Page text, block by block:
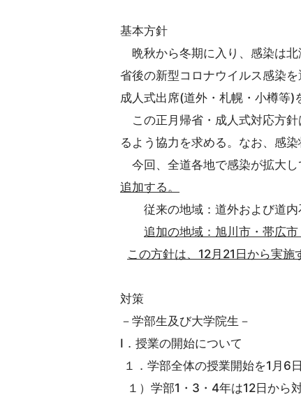
基本方針
晩秋から冬期に入り、感染は
省後の新型コロナウイルス感染
成人式出席(道外・札幌・小樽等)
この正月帰省・成人式対応方
るよう協力を求める。なお、感
今回、全道各地で感染が拡大し
追加する。
従来の地域：道外および道内
追加の地域：旭川市・帯広
この方針は、12月21日から実施
対策
－学部生及び大学院生－
Ⅰ．授業の開始について
１．学部全体の授業開始を1月6
１）学部1・3・4年は12日から